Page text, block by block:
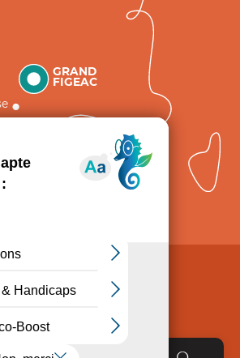
GRAND
FIGEAC
Protection des données
Consentement
: non conforme